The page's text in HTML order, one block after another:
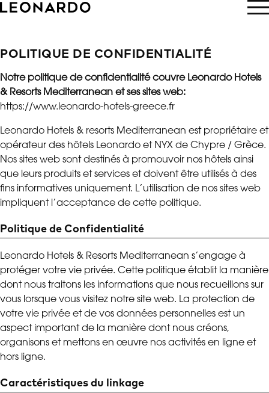
POLITIQUE DE CONFIDENTIALITÉ
Notre politique de confidentialité couvre Leonardo Hotels
& Resorts Mediterranean et ses sites web:
https://www.leonardo-hotels-greece.fr
Leonardo Hotels & resorts Mediterranean est propriétaire et
opérateur des hôtels Leonardo et NYX de Chypre / Grèce.
Nos sites web sont destinés à promouvoir nos hôtels ainsi
que leurs produits et services et doivent être utilisés à des
fins informatives uniquement. L’utilisation de nos sites web
impliquent l’acceptance de cette politique.
Politique de Confidentialité
Leonardo Hotels & Resorts Mediterranean s’engage à
protéger votre vie privée. Cette politique établit la manière
dont nous traitons les informations que nous recueillons sur
vous lorsque vous visitez notre site web. La protection de
votre vie privée et de vos données personnelles est un
aspect important de la manière dont nous créons,
organisons et mettons en œuvre nos activités en ligne et
hors ligne.
Caractéristiques du linkage